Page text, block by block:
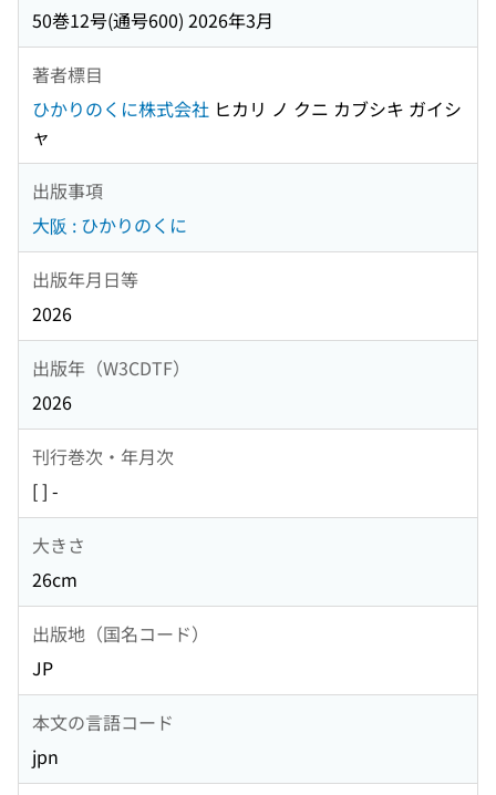
50巻12号(通号600) 2026年3月
著者標目
ひかりのくに株式会社 ヒカリ ノ クニ カブシキ ガイシ
ャ
出版事項
大阪 : ひかりのくに
出版年月日等
2026
出版年（W3CDTF）
2026
刊行巻次・年月次
[ ] -
大きさ
26cm
出版地（国名コード）
JP
本文の言語コード
jpn